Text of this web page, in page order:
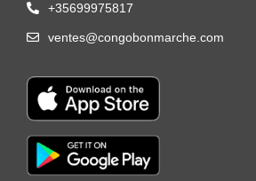
+35699975817
ventes@congobonmarche.com